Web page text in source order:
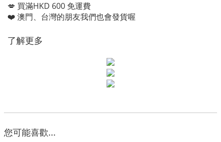
💋 買滿HKD 600 免運費
❤️ 澳門、台灣的朋友我們也會發貨喔
了解更多
您可能喜歡...